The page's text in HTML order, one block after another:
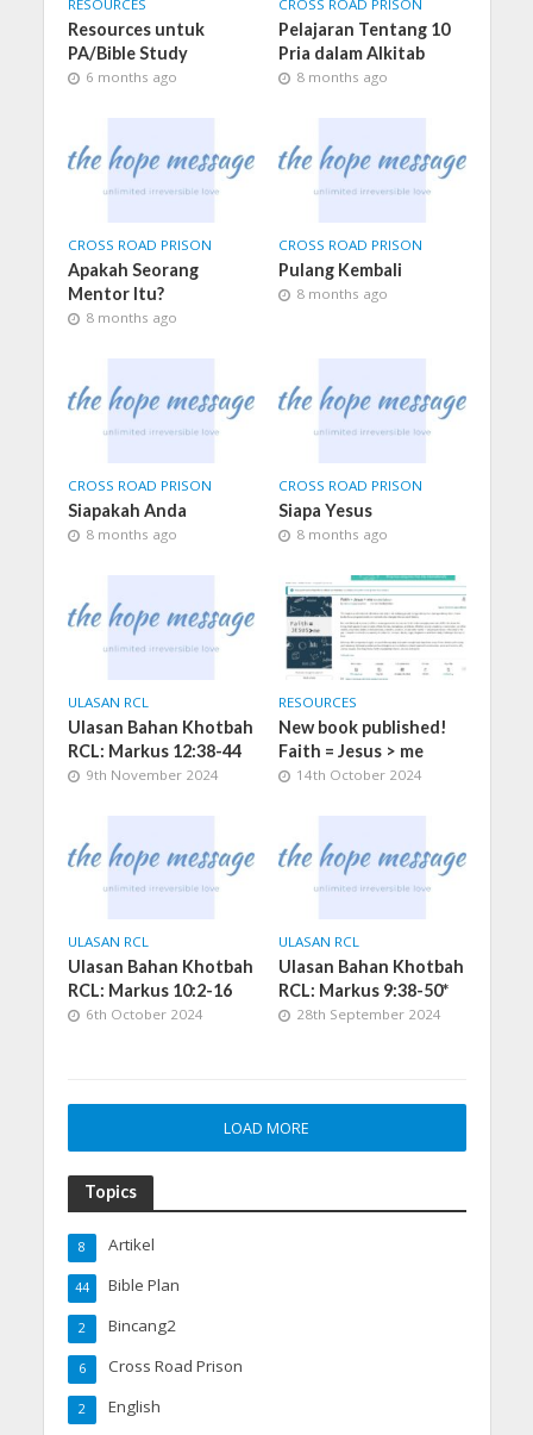
RESOURCES
Resources untuk
PA/Bible Study
6 months ago
CROSS ROAD PRISON
Pelajaran Tentang 10
Pria dalam Alkitab
8 months ago
CROSS ROAD PRISON
Apakah Seorang
Mentor Itu?
8 months ago
CROSS ROAD PRISON
Pulang Kembali
8 months ago
CROSS ROAD PRISON
Siapakah Anda
8 months ago
CROSS ROAD PRISON
Siapa Yesus
8 months ago
ULASAN RCL
Ulasan Bahan Khotbah
RCL: Markus 12:38-44
9th November 2024
RESOURCES
New book published!
Faith = Jesus > me
14th October 2024
ULASAN RCL
Ulasan Bahan Khotbah
RCL: Markus 10:2-16
6th October 2024
ULASAN RCL
Ulasan Bahan Khotbah
RCL: Markus 9:38-50*
28th September 2024
LOAD MORE
Topics
Artikel
8
Bible Plan
44
Bincang2
2
Cross Road Prison
6
English
2